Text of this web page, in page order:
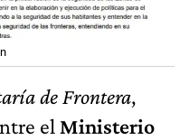
de Frontera,
el Ministerio